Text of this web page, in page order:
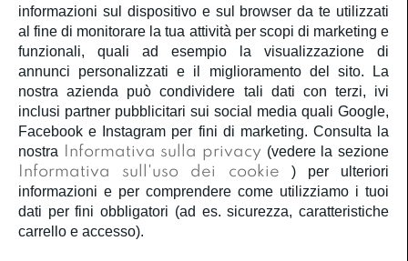
ACCOUNT
CORPORATE
INFORMAZIONI LEGALI
SEGUICI
informazioni sul dispositivo e sul browser da te utilizzati
al fine di monitorare la tua attività per scopi di marketing e
funzionali, quali ad esempio la visualizzazione di
annunci personalizzati e il miglioramento del sito. La
nostra azienda può condividere tali dati con terzi, ivi
inclusi partner pubblicitari sui social media quali Google,
Facebook e Instagram per fini di marketing. Consulta la
nostra
Informativa sulla privacy (vedere la sezione
Informativa sull'uso dei cookie
) per ulteriori
informazioni e per comprendere come utilizziamo i tuoi
dati per fini obbligatori (ad es. sicurezza, caratteristiche
carrello e accesso).